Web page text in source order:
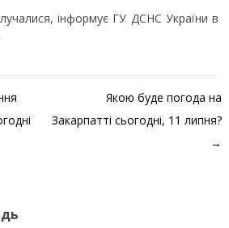
інформує ГУ ДСНС України в
Якою буде погода на
Закарпатті сьогодні, 11 липня?
→